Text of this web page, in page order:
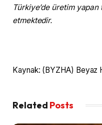
Türkiye’de üretim
etmektedir.
Kaynak: (BYZHA) Beyaz
Related Posts